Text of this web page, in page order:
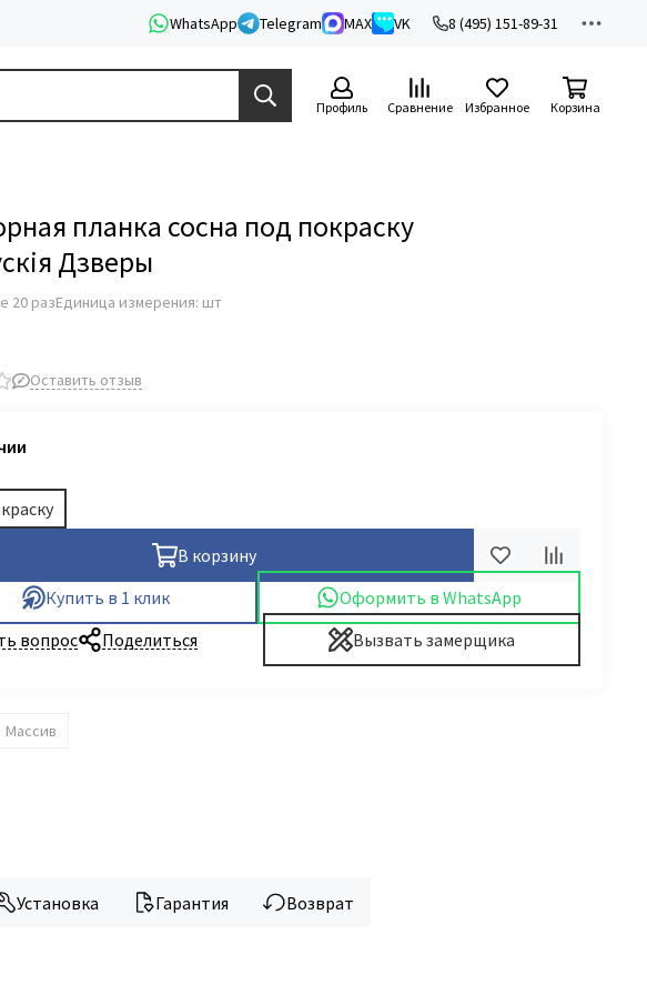
WhatsApp Telegram MAX VK 8 (495) 151-89-31
Профиль Сравнение Избранное Корзина
планка сосна под покраску
Дзверы
20 разЕдиница измерения: шт
Оставить отзыв
В корзину
Купить в 1 клик
Оформить в WhatsApp
Вызвать замерщика
вопрос Поделиться
Массив
Установка Гарантия Возврат